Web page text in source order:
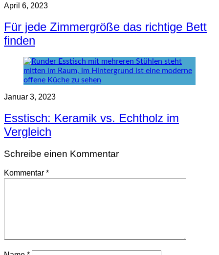
April 6, 2023
Für jede Zimmergröße das richtige Bett
finden
Januar 3, 2023
Esstisch: Keramik vs. Echtholz im
Vergleich
Schreibe einen Kommentar
Kommentar *